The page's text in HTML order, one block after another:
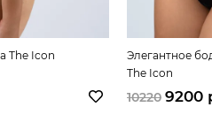
The Icon
Элегантное
The Icon
10220 9200